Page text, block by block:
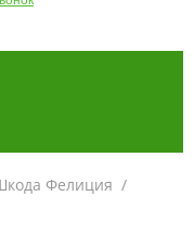
Фелиция /